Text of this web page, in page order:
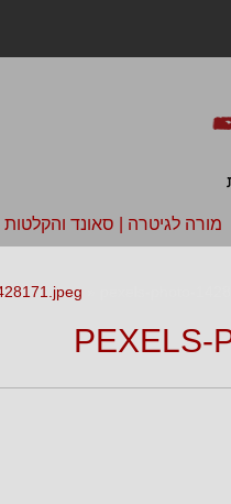
מורה לגיטרה | סאונד והקלטות
PEXELS-